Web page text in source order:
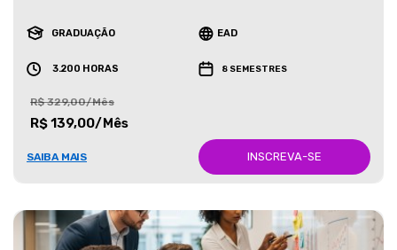
GRADUAÇÃO EAD
3.200 HORAS 8 SEMESTRES
R$ 329,00/Mês
R$ 139,00/Mês
SAIBA MAIS INSCREVA-SE